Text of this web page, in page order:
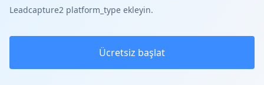
Leadcapture2 platform_type ekleyin.
Ücretsiz başlat